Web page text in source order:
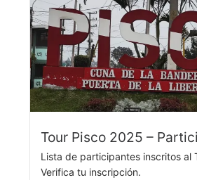
Tour Pisco 2025 –
Lista de participantes inscritos al
Verifica tu inscripción.